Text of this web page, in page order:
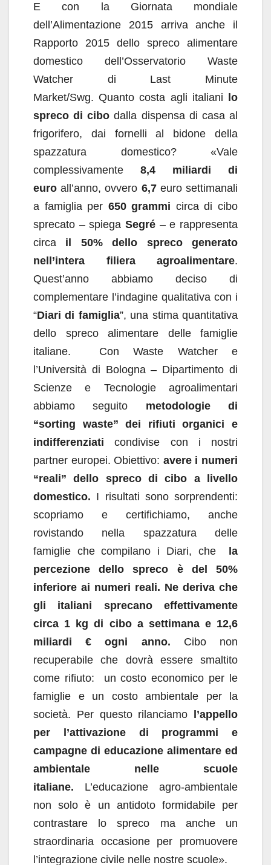
E con la Giornata mondiale
dell’Alimentazione 2015 arriva anche il
Rapporto 2015 dello spreco alimentare
domestico dell’Osservatorio Waste
Watcher di Last Minute
Market/Swg. Quanto costa agli italiani
lo
spreco di cibodalla dispensa di casa al
frigorifero, dai fornelli al bidone della
spazzatura domestico? «Vale
complessivamente 8,4 miliardi di
euro all’anno, ovvero 6,7euro settimanali
a famiglia per 650 grammi circa di cibo
sprecato – spiega Segré – e rappresenta
circa il 50% dello spreco generato
nell’intera filiera agroalimentare.
Quest’anno abbiamo deciso di
complementare l’indagine qualitativa con i
“Diari di famiglia”, una stima quantitativa
dello spreco alimentare delle famiglie
italiane. Con Waste Watcher e
l’Università di Bologna – Dipartimento di
Scienze e Tecnologie agroalimentari
abbiamo seguito metodologie di
“sorting waste” dei rifiuti organici e
indifferenziati condivise con i nostri
partner europei. Obiettivo: avere i numeri
“reali” dello spreco di cibo a livello
domestico. I risultati sono sorprendenti:
scopriamo e certifichiamo, anche
rovistando nella spazzatura delle
famiglie che compilano i Diari, che
la
percezione dello spreco è del 50%
inferiore ai numeri reali. Ne deriva che
gli italiani sprecano effettivamente
circa 1 kg di cibo a settimana e 12,6
miliardi € ogni anno. Cibo non
recuperabile che dovrà essere smaltito
come rifiuto: un costo economico per le
famiglie e un costo ambientale per la
società. Per questo rilanciamo
l’appello
per l’attivazione di programmi e
campagne di educazione alimentare ed
ambientale nelle scuole
italiane. L’educazione agro-ambientale
non solo è un antidoto formidabile per
contrastare lo spreco ma anche un
straordinaria occasione per promuovere
l’integrazione civile nelle nostre scuole».